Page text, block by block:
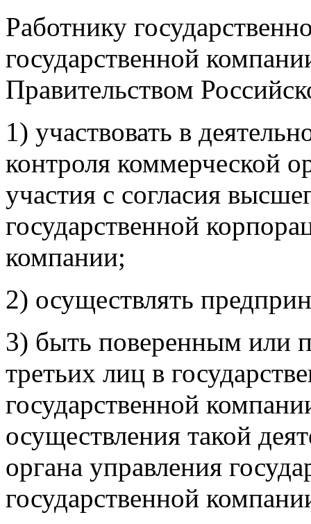
Работнику
государственной
Правительством
1) участвовать в
контроля коммерческой
участия с согласия
государственной
компании;
2) осуществлять
3) быть поверенным или
третьих лиц в
государственной
осуществления такой
органа управления
государственной